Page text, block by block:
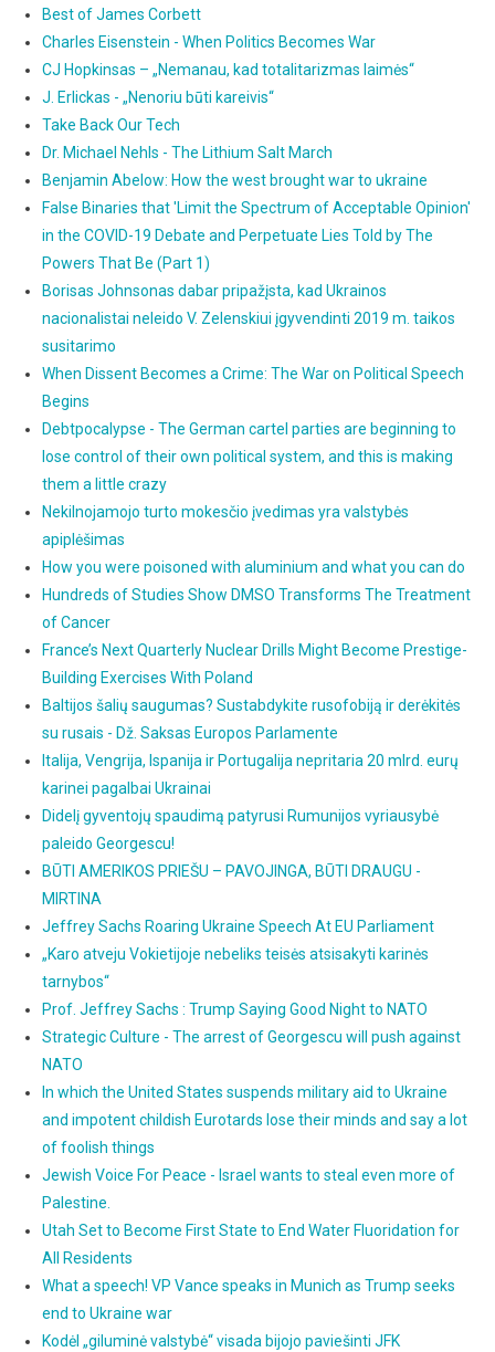
Best of James Corbett
Charles Eisenstein - When Politics Becomes War
CJ Hopkinsas – „Nemanau, kad totalitarizmas laimės“
J. Erlickas - „Nenoriu būti kareivis“
Take Back Our Tech
Dr. Michael Nehls - The Lithium Salt March
Benjamin Abelow: How the west brought war to ukraine
False Binaries that 'Limit the Spectrum of Acceptable Opinion'
in the COVID-19 Debate and Perpetuate Lies Told by The
Powers That Be (Part 1)
Borisas Johnsonas dabar pripažįsta, kad Ukrainos
nacionalistai neleido V. Zelenskiui įgyvendinti 2019 m. taikos
susitarimo
When Dissent Becomes a Crime: The War on Political Speech
Begins
Debtpocalypse - The German cartel parties are beginning to
lose control of their own political system, and this is making
them a little crazy
Nekilnojamojo turto mokesčio įvedimas yra valstybės
apiplėšimas
How you were poisoned with aluminium and what you can do
Hundreds of Studies Show DMSO Transforms The Treatment
of Cancer
France’s Next Quarterly Nuclear Drills Might Become Prestige-
Building Exercises With Poland
Baltijos šalių saugumas? Sustabdykite rusofobiją ir derėkitės
su rusais - Dž. Saksas Europos Parlamente
Italija, Vengrija, Ispanija ir Portugalija nepritaria 20 mlrd. eurų
karinei pagalbai Ukrainai
Didelį gyventojų spaudimą patyrusi Rumunijos vyriausybė
paleido Georgescu!
BŪTI AMERIKOS PRIEŠU – PAVOJINGA, BŪTI DRAUGU -
MIRTINA
Jeffrey Sachs Roaring Ukraine Speech At EU Parliament
„Karo atveju Vokietijoje nebeliks teisės atsisakyti karinės
tarnybos“
Prof. Jeffrey Sachs : Trump Saying Good Night to NATO
Strategic Culture - The arrest of Georgescu will push against
NATO
In which the United States suspends military aid to Ukraine
and impotent childish Eurotards lose their minds and say a lot
of foolish things
Jewish Voice For Peace - Israel wants to steal even more of
Palestine.
Utah Set to Become First State to End Water Fluoridation for
All Residents
What a speech! VP Vance speaks in Munich as Trump seeks
end to Ukraine war
Kodėl „giluminė valstybė“ visada bijojo paviešinti JFK